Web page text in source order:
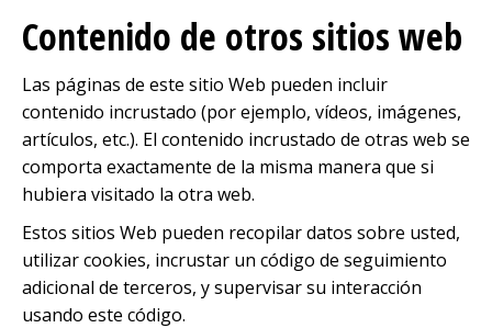
Contenido de otros sitios web
Las páginas de este sitio Web pueden incluir
contenido incrustado (por ejemplo, vídeos, imágenes,
artículos, etc.). El contenido incrustado de otras web se
comporta exactamente de la misma manera que si
hubiera visitado la otra web.
Estos sitios Web pueden recopilar datos sobre usted,
utilizar cookies, incrustar un código de seguimiento
adicional de terceros, y supervisar su interacción
usando este código.